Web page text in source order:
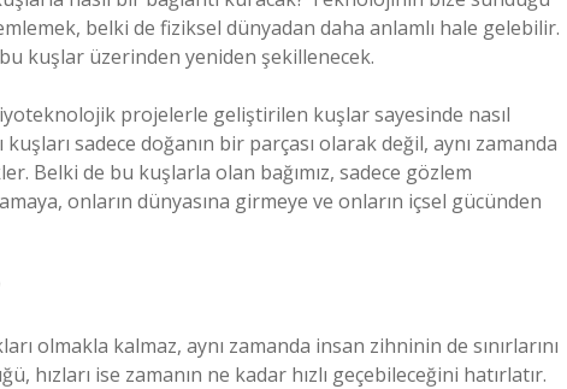
belki de fiziksel dünyadan daha anlamlı hale gelebilir.
kuşlar üzerinden yeniden şekillenecek.
projelerle geliştirilen kuşlar sayesinde nasıl
sadece doğanın bir parçası olarak değil, aynı zamanda
Belki de bu kuşlarla olan bağımız, sadece gözlem
onların dünyasına girmeye ve onların içsel gücünden
olmakla kalmaz, aynı zamanda insan zihninin de sınırlarını
hızları ise zamanın ne kadar hızlı geçebileceğini hatırlatır.